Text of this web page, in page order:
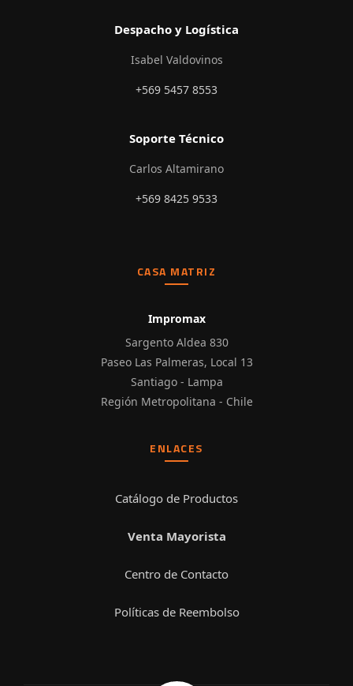
Despacho y Logística
Isabel Valdovinos
+569 5457 8553
Soporte Técnico
Carlos Altamirano
+569 8425 9533
CASA MATRIZ
Impromax
Sargento Aldea 830
Paseo Las Palmeras, Local 13
Santiago - Lampa
Región Metropolitana - Chile
ENLACES
Catálogo de Productos
Venta Mayorista
Centro de Contacto
Políticas de Reembolso